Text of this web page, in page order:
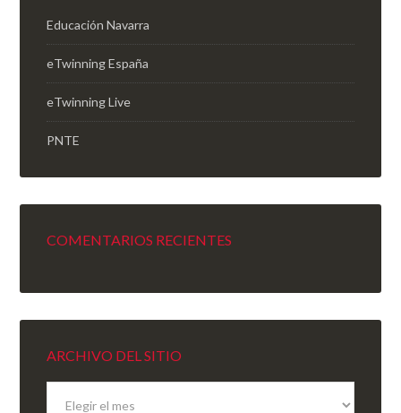
Educación Navarra
eTwinning España
eTwinning Live
PNTE
COMENTARIOS RECIENTES
ARCHIVO DEL SITIO